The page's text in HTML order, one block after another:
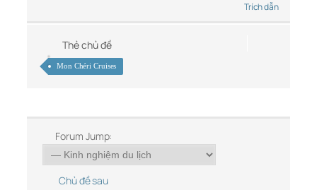
Trích dẫn
Thẻ chủ đề
Mon Chéri Cruises
Forum Jump:
Chủ đề sau